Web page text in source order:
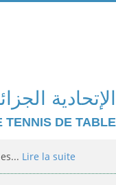
الإتحادية
TENNIS DE TABLE
Lire la suite